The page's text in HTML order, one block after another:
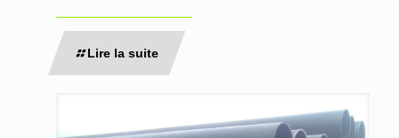
Lire la suite